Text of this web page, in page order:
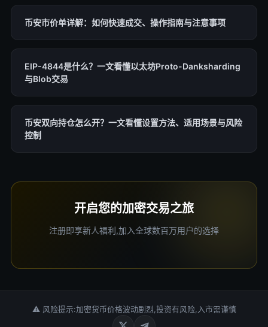
币安市价单详解：如何快速成交、操作指南与注意事项
EIP-4844是什么？一文看懂以太坊Proto-Danksharding
与Blob交易
币安双向持仓怎么开？一文看懂设置方法、适用场景与风险
控制
开启您的加密交易之旅
注册即享新人福利,加入全球数百万用户的选择
⚠ 风险提示:加密货币价格波动剧烈,投资有风险,入市需谨慎